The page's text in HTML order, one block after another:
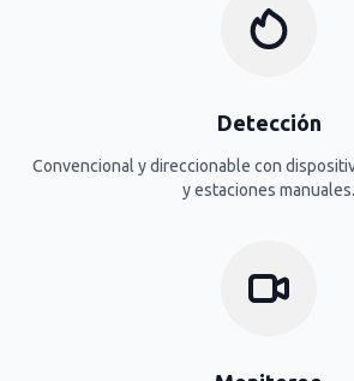
Detección
Convencional y direccionable con
y estaciones manuales.